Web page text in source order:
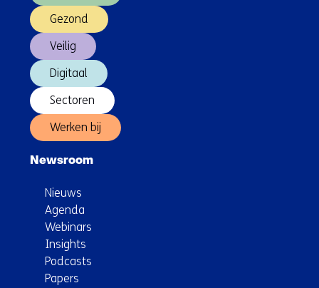
Gezond
Veilig
Digitaal
Sectoren
Werken bij
Newsroom
Nieuws
Agenda
Webinars
Insights
Podcasts
Papers